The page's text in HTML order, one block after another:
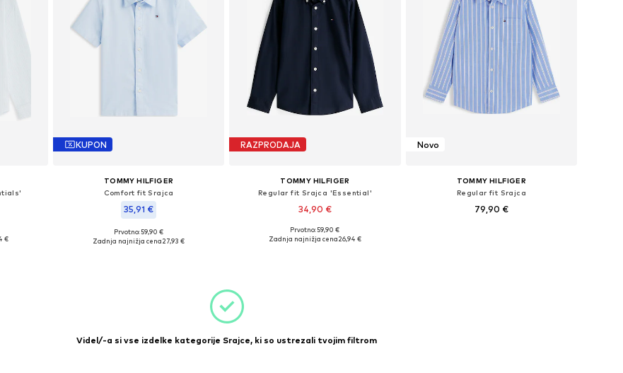
€
KUPON
TOMMY HILFIGER
Comfort fit Srajca
35,91 €
Razpoložljive velikosti: 104
Prvotno: 59,90 €
Zadnja najnižja cena27,93 €
RAZPRODAJA
TOMMY HILFIGER
Regular fit Srajca 'Essential'
34,90 €
Na voljo v različnih velikostih
Prvotno: 59,90 €
Zadnja najnižja cena26,94 €
Novo
TOMMY HILFIGER
Regular fit Srajca
79,90 €
Videl/-a si vse izdelke kategorije Srajce, ki so ustrezali tvojim filtrom